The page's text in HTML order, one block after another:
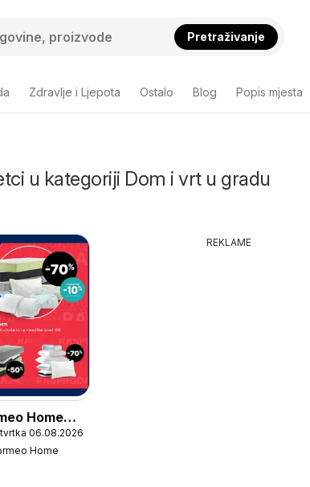
Pretraživanje
Zdravlje i Ljepota Ostalo Blog Popis mjesta
u kategoriji Dom i vrt u gradu
Home
06.08.2026
Home
REKLAME